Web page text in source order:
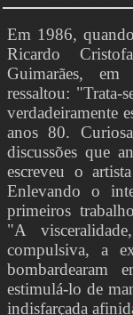
Em 1986,
Ricardo
Guimarães,
ressaltou: "Trata-
verdadeiramente
anos 80.
discussões que
escreveu o
Enlevando o
primeiros
"A
compulsiva, a
bombardearam
estimulá-lo de
indisfarçada